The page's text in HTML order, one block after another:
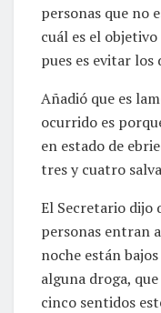
personas que no
cuál es el
pues es evitar los
Añadió que es
ocurrido es
en estado de
tres y cuatro
El Secretario dijo
personas entran
noche están
alguna droga,
cinco sentidos